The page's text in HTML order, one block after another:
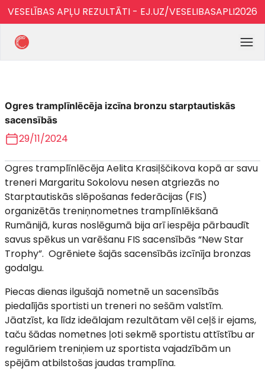
VESELĪBAS APĻU REZULTĀTI - EJ.UZ/VESELIBASAPLI2026
Ogres tramplīnlēcēja izcīna bronzu starptautiskās
sacensībās
29/11/2024
Ogres tramplīnlēcēja Aelita Krasiļščikova kopā ar savu
treneri Margaritu Sokolovu nesen atgriezās no
Starptautiskās slēpošanas federācijas (FIS)
organizētās treniņnometnes tramplīnlēkšanā
Rumānijā, kuras noslēgumā bija arī iespēja pārbaudīt
savus spēkus un varēšanu FIS sacensībās “New Star
Trophy”. Ogrēniete šajās sacensībās izcīnīja bronzas
godalgu.
Piecas dienas ilgušajā nometnē un sacensībās
piedalījās sportisti un treneri no sešām valstīm.
Jāatzīst, ka līdz ideālajam rezultātam vēl ceļš ir ejams,
taču šādas nometnes ļoti sekmē sportistu attīstību ar
regulāriem treniņiem uz sportista vajadzībām un
spējām atbilstošas jaudas tramplīna.